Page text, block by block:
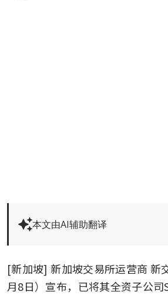
本文由AI辅助翻译
[新加坡] 新加坡交易所运营商 新
月8日）宣布，已将其全资子公